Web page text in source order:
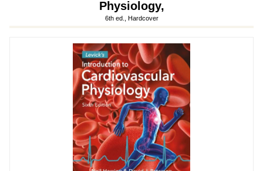
Physiology,
6th ed., Hardcover